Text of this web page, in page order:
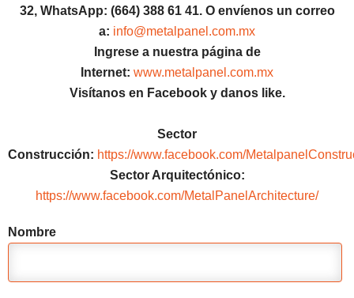
32, WhatsApp: (664) 388 61 41. O envíenos un correo
a: info@metalpanel.com.mx
Ingrese a nuestra página de
Internet: www.metalpanel.com.mx
Visítanos en Facebook y danos like.
Sector
Construcción: https://www.facebook.com/
Sector Arquitectónico:
https://www.facebook.com/MetalPanelArchitecture/
Nombre